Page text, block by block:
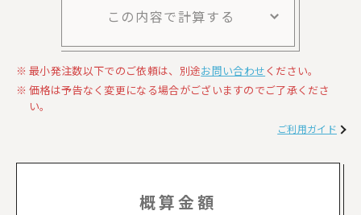
この内容で計算する
最小発注数以下でのご依頼は、別途お問い合わせください。
価格は予告なく変更になる場合がございますのでご了承くださ
い。
ご利用ガイド
概算金額